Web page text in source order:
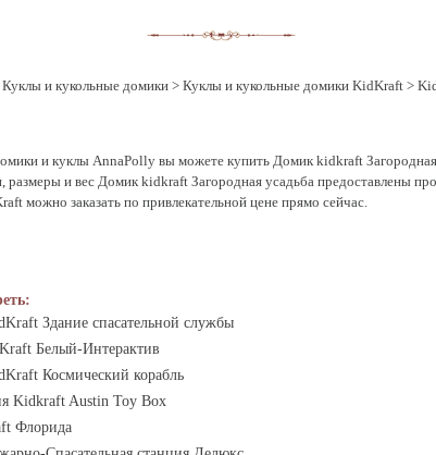
Куклы и кукольные домики > Куклы и кукольные домики KidKraft >
и куклы AnnaPolly вы можете купить Домик kidkraft Загородная
размеры и вес Домик kidkraft Загородная усадьба предоставлены
можно заказать по привлекательной цене прямо сейчас.
Здание спасательной службы
Белый-Интерактив
Космический корабль
Kidkraft Austin Toy Box
Флорида